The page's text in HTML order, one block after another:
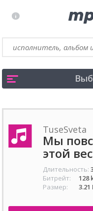
TuseSveta
Мы
этой
Длительность:
Битрейт:
128
Размер: